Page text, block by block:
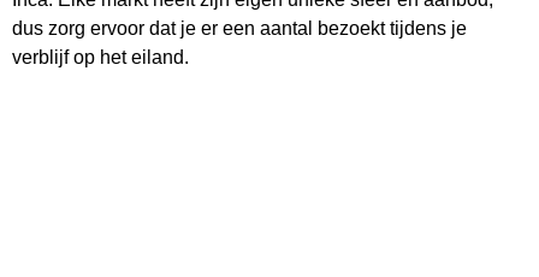
dus zorg ervoor dat je er een aantal bezoekt tijdens je
verblijf op het eiland.